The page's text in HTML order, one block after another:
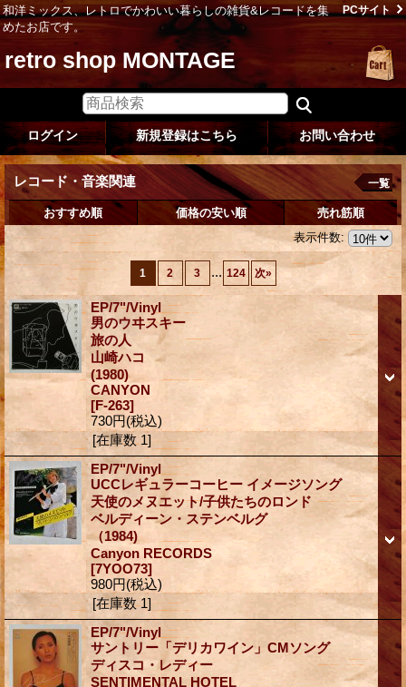
和洋ミックス、レトロでかわいい暮らしの雑貨&レコードを集
めたお店です。
PCサイト
retro shop MONTAGE
ログイン 新規登録はこちら お問い合わせ
レコード・音楽関連 一覧
おすすめ順 価格の安い順
売れ筋順
表示件数:
1 2 3 ... 124 次»
EP/7"/Vinyl
男のウヰスキー
旅の人
山崎ハコ
(1980)
CANYON
[F-263]
730円(税込)
[在庫数 1]
EP/7"/Vinyl
UCCレギュラーコーヒー イメージソング
天使のメヌエット/子供たちのロンド
ベルディーン・ステンベルグ
（1984)
Canyon RECORDS
[7YOO73]
980円(税込)
[在庫数 1]
EP/7"/Vinyl
サントリー「デリカワイン」CMソング
ディスコ・レディー
SENTIMENTAL HOTEL